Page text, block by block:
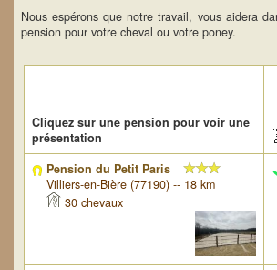
Nous espérons que notre travail, vous aidera
pension pour votre cheval ou votre poney.
Cliquez sur une pension pour voir une
présentation
Pension du Petit Paris
Villiers-en-Bière (77190) -- 18 km
30 chevaux